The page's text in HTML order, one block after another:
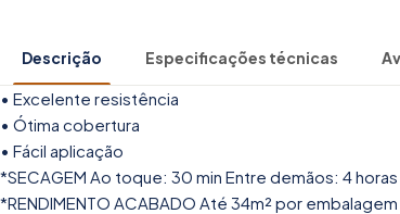
Descrição Especificações técnicas
• Excelente resistência
• Ótima cobertura
• Fácil aplicação
*SECAGEM Ao toque: 30 min Entre demãos: 4
*RENDIMENTO ACABADO Até 34m² por embalagem